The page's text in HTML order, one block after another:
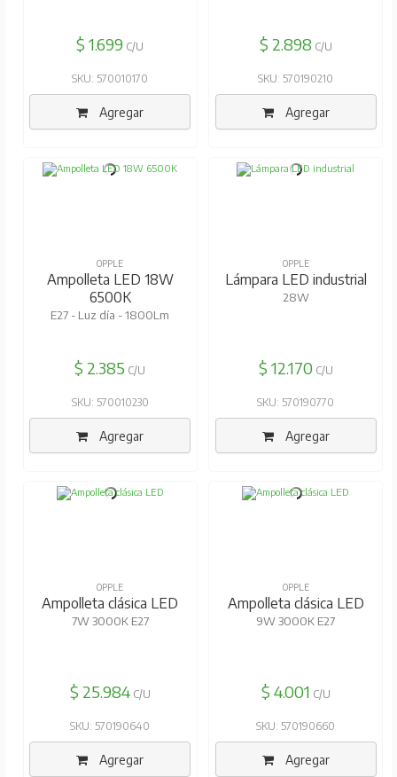
$ 1.699 C/U
SKU: 570010170
Agregar
$ 2.898 C/U
SKU: 570190210
Agregar
OPPLE
Ampolleta LED 18W
6500K
E27 - Luz día - 1800Lm
$ 2.385 C/U
SKU: 570010230
Agregar
OPPLE
Lámpara LED industrial
28W
$ 12.170C/U
SKU: 570190770
Agregar
OPPLE
Ampolleta clásica LED
7W 3000K E27
$ 25.984C/U
SKU: 570190640
Agregar
OPPLE
Ampolleta clásica LED
9W 3000K E27
$ 4.001 C/U
SKU: 570190660
Agregar